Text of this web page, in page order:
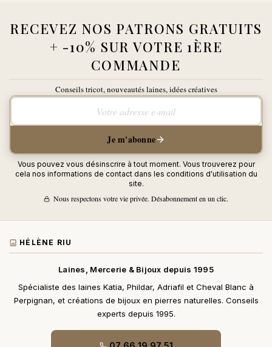
RECEVEZ NOS PATRONS GRATUITS
+ -10% SUR VOTRE 1ÈRE
COMMANDE
Conseils tricot, nouveautés laines, idées créatives
Votre adresse e-mail
Je m'abonne
Vous pouvez vous désinscrire à tout moment. Vous trouverez pour
cela nos informations de contact dans les conditions d'utilisation du
site.
Nous respectons votre vie privée. Désabonnement en un clic.
HÉLÈNE RIU
Laines, Mercerie & Bijoux depuis 1995
Spécialiste des laines Katia, Phildar, Adriafil et Cheval Blanc à
Perpignan, et créations de bijoux en pierres naturelles. Conseils
experts depuis 1995.